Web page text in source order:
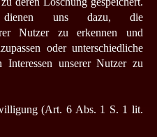
dienen uns dazu, die
Nutzer zu erkennen und
oder unterschiedliche
Interessen unserer Nutzer zu
(Art. 6 Abs. 1 S. 1 lit.